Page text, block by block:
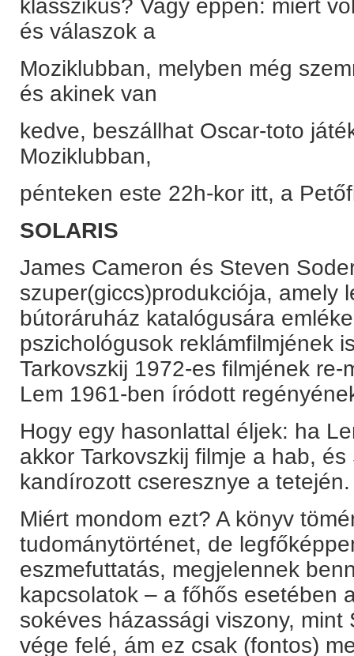
klasszikus? Vagy éppen: miért
és válaszok a
Moziklubban, melyben még
és akinek van
kedve, beszállhat Oscar-toto
Moziklubban,
pénteken este 22h-kor itt, a
SOLARIS
James Cameron és Steven
szuper(giccs)produkciója, amely
bútoráruház katalógusára
pszichológusok reklámfilmjének
Tarkovszkij 1972-es filmjének re-
Lem 1961-ben íródott
Hogy egy hasonlattal éljek: ha
akkor Tarkovszkij filmje a hab,
kandírozott cseresznye a tetején.
Miért mondom ezt? A könyv
tudománytörténet, de
eszmefuttatás, megjelennek
kapcsolatok – a főhős esetében
sokéves házassági viszony,
vége felé, ám ez csak (fontos)